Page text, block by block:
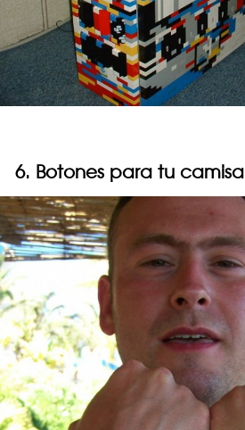
6. Botones para tu camisa